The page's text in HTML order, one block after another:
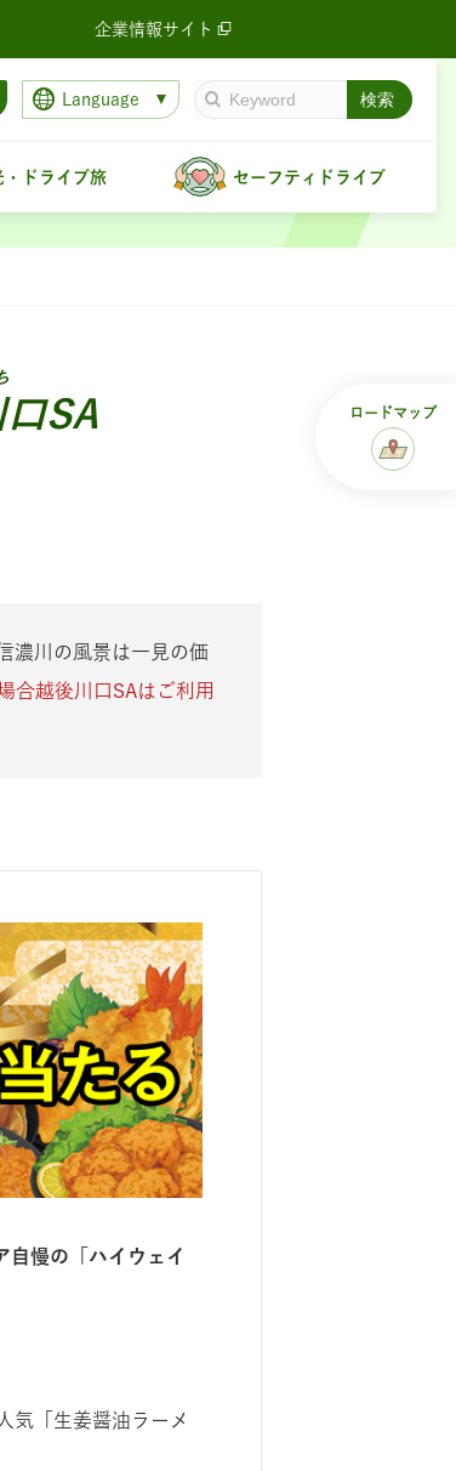
企業情報サイト
Language
・ドライブ旅 セーフティドライブ
SA
濃川の風景は一見の価
合越後川口SAはご利用
⾃慢の「ハイウェイ
気「生姜醤油ラーメ
ロードマップ